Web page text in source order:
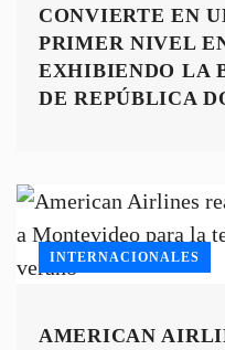
CONVIERTE EN
PRIMER NIVEL
EXHIBIENDO LA
DE REPÚBLICA
INTERNACIONALES
AMERICAN